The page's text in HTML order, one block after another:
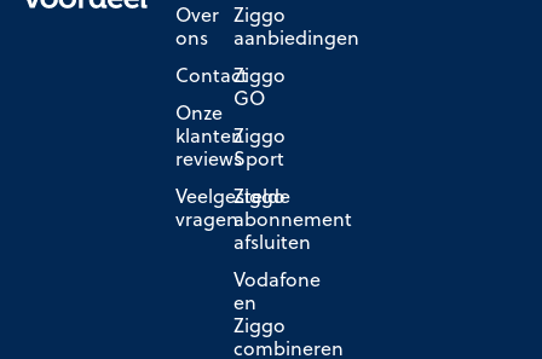
Over
ons
Contact
Onze
klanten
reviews
Veelgestelde
vragen
Ziggo
aanbiedingen
Ziggo
GO
Ziggo
Sport
Ziggo
abonnement
afsluiten
Vodafone
en
Ziggo
combineren